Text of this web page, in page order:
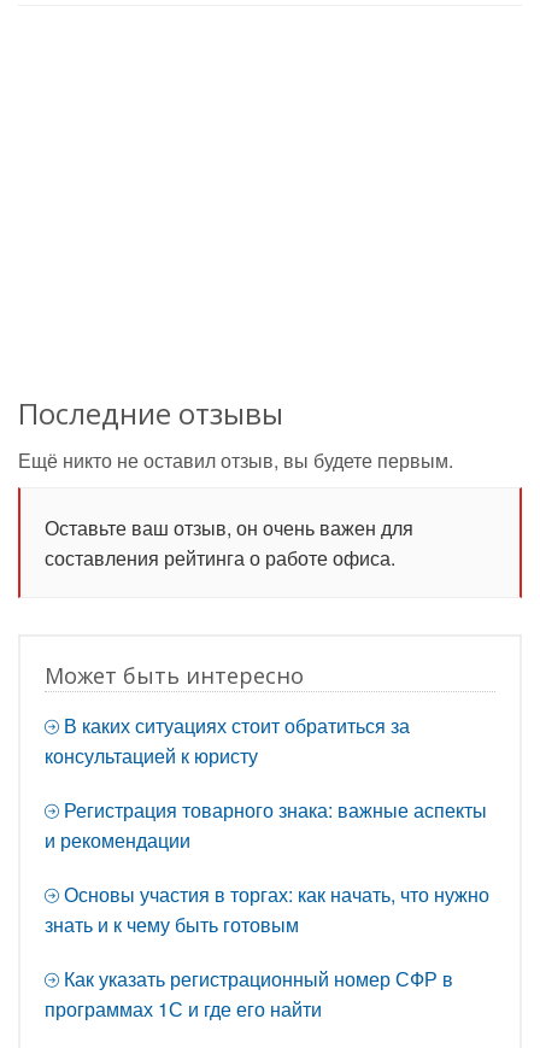
Последние отзывы
Ещё никто не оставил отзыв, вы будете первым.
Оставьте ваш отзыв, он очень важен для
составления рейтинга о работе офиса.
Может быть интересно
В каких ситуациях стоит обратиться за
консультацией к юристу
Регистрация товарного знака: важные аспекты
и рекомендации
Основы участия в торгах: как начать, что нужно
знать и к чему быть готовым
Как указать регистрационный номер СФР в
программах 1С и где его найти